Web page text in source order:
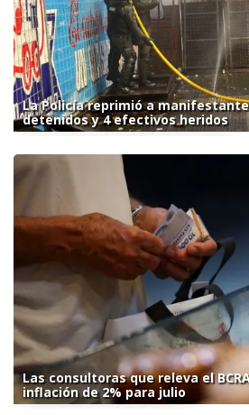
La Policía reprimió a
detenidos y 4 efectivos heridos
Las consultoras que releva el
inflación de 2% para julio